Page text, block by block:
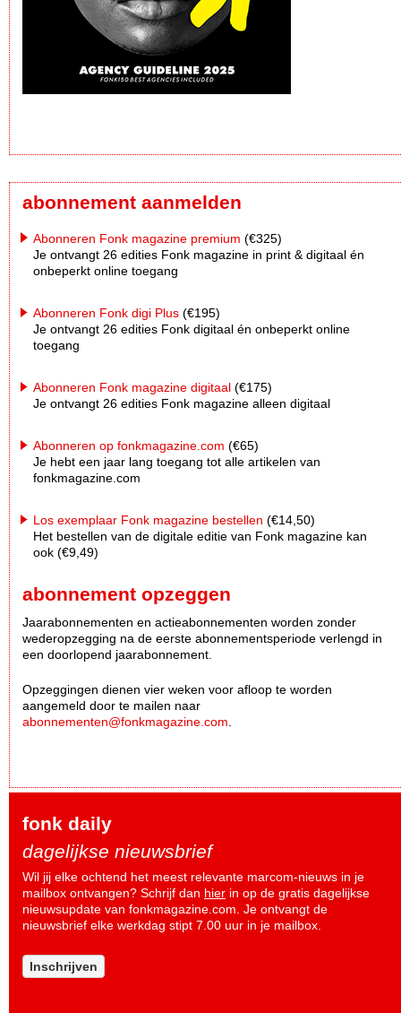
abonnement aanmelden
Abonneren Fonk magazine premium (€325)
Je ontvangt 26 edities Fonk magazine in print & digitaal én
onbeperkt online toegang
Abonneren Fonk digi Plus (€195)
Je ontvangt 26 edities Fonk digitaal én onbeperkt online
toegang
Abonneren Fonk magazine digitaal (€175)
Je ontvangt 26 edities Fonk magazine alleen digitaal
Abonneren op fonkmagazine.com (€65)
Je hebt een jaar lang toegang tot alle artikelen van
fonkmagazine.com
Los exemplaar Fonk magazine bestellen (€14,50)
Het bestellen van de digitale editie van Fonk magazine kan
ook (€9,49)
abonnement opzeggen
Jaarabonnementen en actieabonnementen worden zonder
wederopzegging na de eerste abonnementsperiode verlengd in
een doorlopend jaarabonnement.
Opzeggingen dienen vier weken voor afloop te worden
aangemeld door te mailen naar
abonnementen@fonkmagazine.com.
fonk daily
dagelijkse nieuwsbrief
Wil jij elke ochtend het meest relevante marcom-nieuws in je
mailbox ontvangen? Schrijf dan hier in op de gratis dagelijkse
nieuwsupdate van fonkmagazine.com. Je ontvangt de
nieuwsbrief elke werkdag stipt 7.00 uur in je mailbox.
Inschrijven